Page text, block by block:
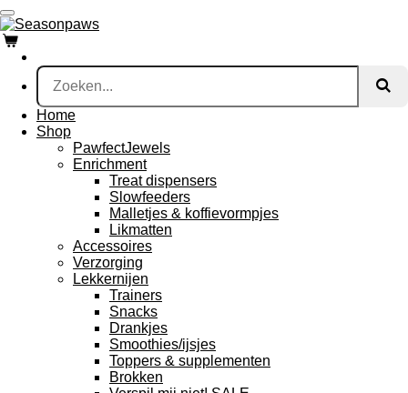
Ga
direct
naar
de
hoofdinhoud
Home
Shop
PawfectJewels
Enrichment
Treat dispensers
Slowfeeders
Malletjes & koffievormpjes
Likmatten
Accessoires
Verzorging
Lekkernijen
Trainers
Snacks
Drankjes
Smoothies/ijsjes
Toppers & supplementen
Brokken